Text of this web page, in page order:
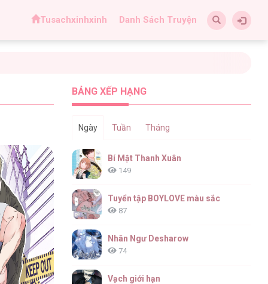
Tusachxinhxinh Danh Sách Truyện
BẢNG XẾP HẠNG
Ngày Tuần Tháng
Bí Mật Thanh Xuân
149
Tuyển tập BOYLOVE màu sắc
87
Nhân Ngư Desharow
74
Vạch giới hạn